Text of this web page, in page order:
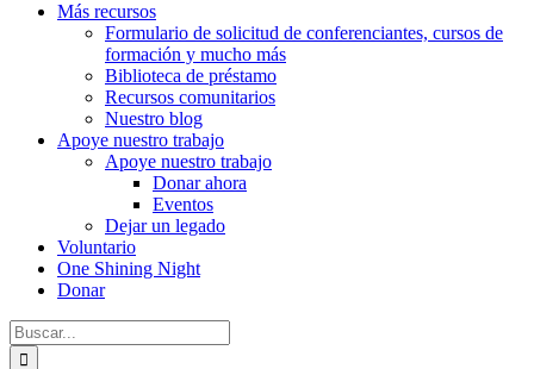
Más recursos
Formulario de solicitud de conferenciantes, cursos de
formación y mucho más
Biblioteca de préstamo
Recursos comunitarios
Nuestro blog
Apoye nuestro trabajo
Apoye nuestro trabajo
Donar ahora
Eventos
Dejar un legado
Voluntario
One Shining Night
Donar
Buscar: